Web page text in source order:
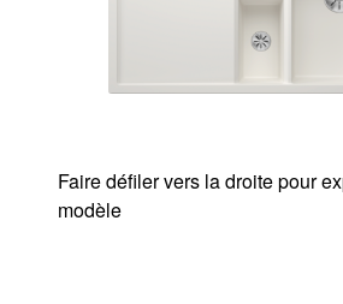
Faire défiler vers la droite pour
modèle